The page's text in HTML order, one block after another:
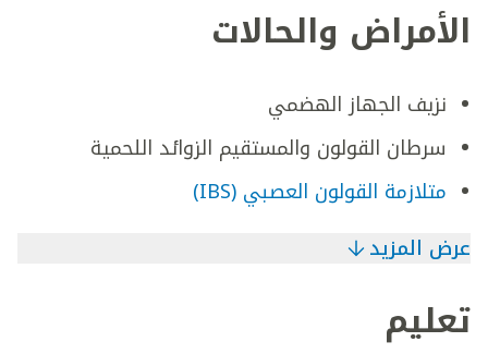
الأمراض والحالات
نزيف الجهاز الهضمي
سرطان القولون والمستقيم الزوائد اللحمية
متلازمة القولون العصبي (IBS)
عرض المزيد
تعليم